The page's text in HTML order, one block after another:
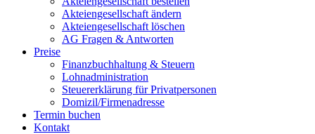
Akteiengesellschaft ändern
Akteiengesellschaft löschen
AG Fragen & Antworten
Preise
Finanzbuchhaltung & Steuern
Lohnadministration
Steuererklärung für Privatpersonen
Domizil/Firmenadresse
Termin buchen
Kontakt